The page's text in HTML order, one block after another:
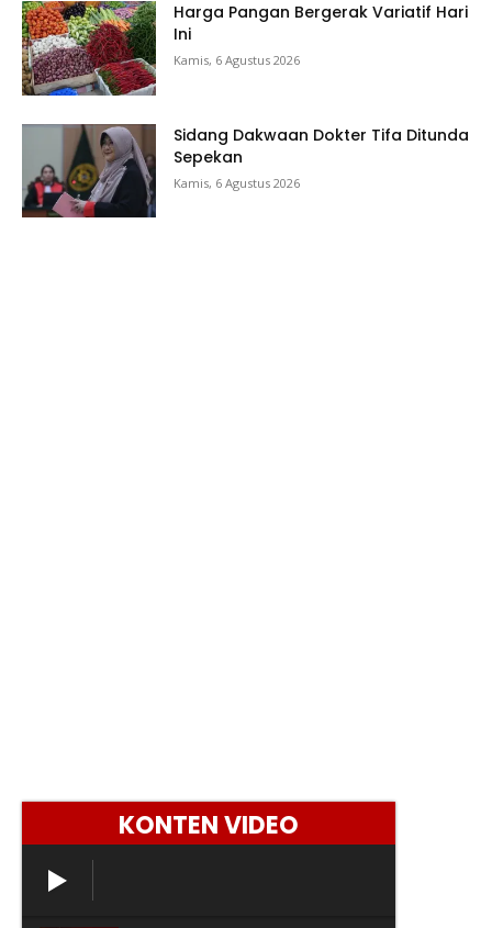
Harga Pangan Bergerak Variatif Hari
Ini
Kamis, 6 Agustus 2026
Sidang Dakwaan Dokter Tifa Ditunda
Sepekan
Kamis, 6 Agustus 2026
KONTEN VIDEO